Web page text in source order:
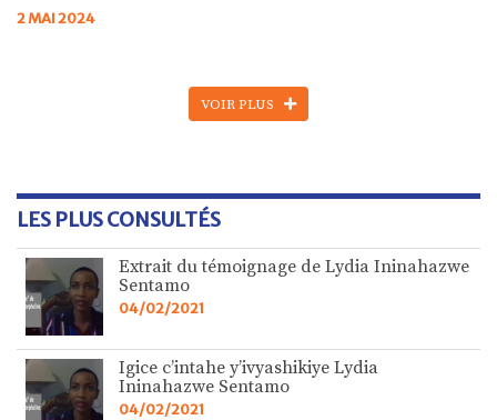
2 MAI 2024
VOIR PLUS
LES PLUS CONSULTÉS
Extrait du témoignage de Lydia Ininahazwe
Sentamo
04/02/2021
Igice c’intahe y’ivyashikiye Lydia
Ininahazwe Sentamo
04/02/2021